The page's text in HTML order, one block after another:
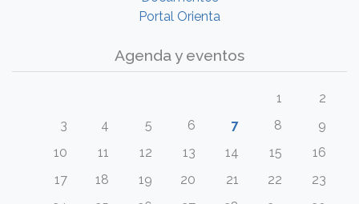
Portal Orienta
Agenda y eventos
1
2
3
4 5 6 7 8
9
10
11 12 13 14 15
16
17
18 19 20 21 22
23